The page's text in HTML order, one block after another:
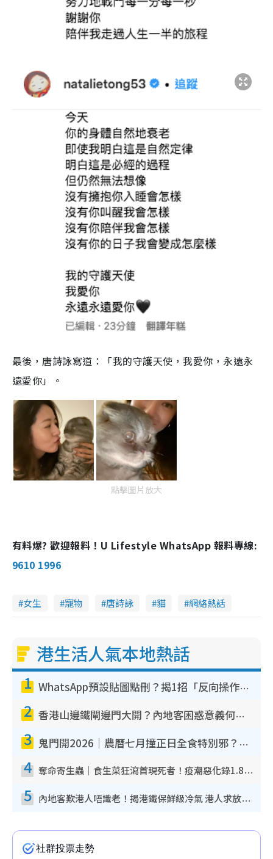
最後，唐詩詠寫道：「我的守護天使，我愛你，永遠永
遠愛你」。
點擊圖片放大
有料爆? 歡迎報料！U Lifestyle WhatsApp 報料專線:
9610 1996
女生 寵物 唐詩詠 貓 網絡熱話
港生活人氣本地熱話
1 WhatsApp預設貼圖點刪？揭1招「反向操作」還原簡潔介面 附3步實測教學
2 香港山邊鐵閘邊門大開？內地客困惑意義何在！網民神回覆：呢種叫法理性防禦
3 鬼門開2026｜農曆七月撞正日全食特別邪？專家警告切忌做一事！揭4大禁忌+2招保平安
4 奪命寄生蟲｜食生菜狂瀉首現死者！疫潮惡化錄1.8萬宗病例 揭洗菜3大謬誤
5 內地客歎港人唔識老！揭港鐵保鮮級冷氣 港人求放過：咪投訴